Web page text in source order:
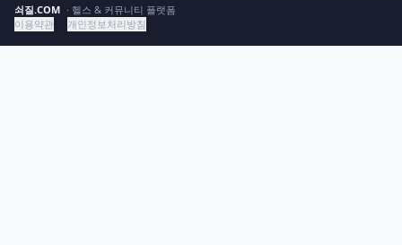
쇠질.COM · 헬스 & 커뮤니티 플랫폼
이용약관
개인정보처리방침